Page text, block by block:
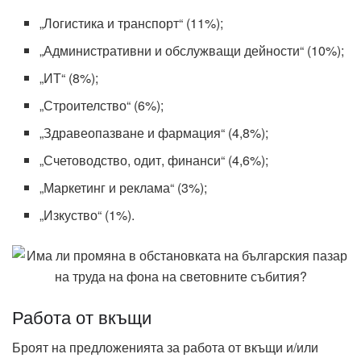
„Логистика и транспорт“ (11%);
„Административни и обслужващи дейности“ (10%);
„ИТ“ (8%);
„Строителство“ (6%);
„Здравеопазване и фармация“ (4,8%);
„Счетоводство, одит, финанси“ (4,6%);
„Маркетинг и реклама“ (3%);
„Изкуство“ (1%).
Работа от вкъщи
Броят на предложенията за работа от вкъщи и/или